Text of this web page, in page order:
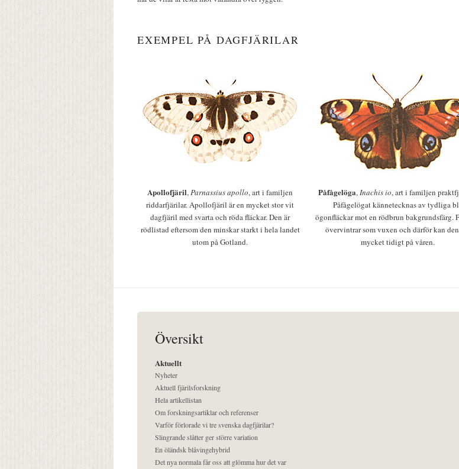
EXEMPEL PÅ DAGFJÄRILAR
Apollofjäril,Parnassius apollo, art i familjen
riddarfjärilar. Apollofjäril är en mycket stor vit
dagfjäril med svarta och röda fläckar. Den är
rödlistad eftersom den minskar starkt i hela landet
utom på Gotland.
Påfågelöga,Inachis io, art i familjen
Påfågelögat kännetecknas av tydliga
ögonfläckar mot en rödbrun bakgrundsfärg.
övervintrar som vuxen och därför kan den
mycket tidigt på våren.
Översikt
Aktuellt
Nyheter
Aktuell fjärilsforskning
Hela artikellistan
Om forskningsartiklar och referenser
Varför förlorade vi tre svenska dagfjärilar?
Slingrande slåtter ger större variation
En öländsk blåvingehybrid
Det nya normala får oss att glömma hur det var